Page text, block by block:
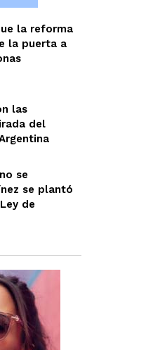
la reforma
la puerta a
las
del
se
se plantó
de